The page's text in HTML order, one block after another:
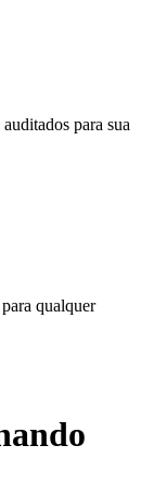
para sua
qualquer